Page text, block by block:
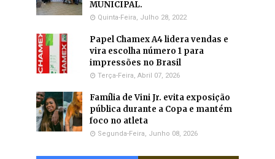
MUNICIPAL.
Quinta-Feira, Julho 28, 2022
Papel Chamex A4 lidera vendas e
vira escolha número 1 para
impressões no Brasil
Terça-Feira, Abril 07, 2026
Família de Vini Jr. evita exposição
pública durante a Copa e mantém
foco no atleta
Segunda-Feira, Junho 08, 2026